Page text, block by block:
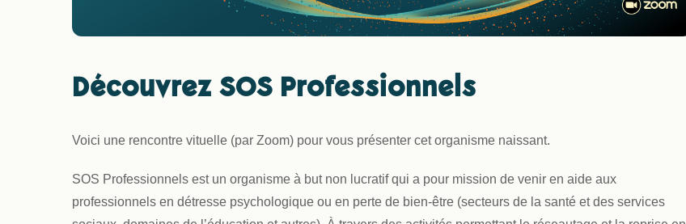
Découvrez SOS Professionnels
Voici une rencontre vituelle (par Zoom) pour vous présenter cet organisme naissant.
SOS Professionnels est un organisme à but non lucratif qui a pour mission de venir en aide aux
professionnels en détresse psychologique ou en perte de bien-être (secteurs de la santé et des services